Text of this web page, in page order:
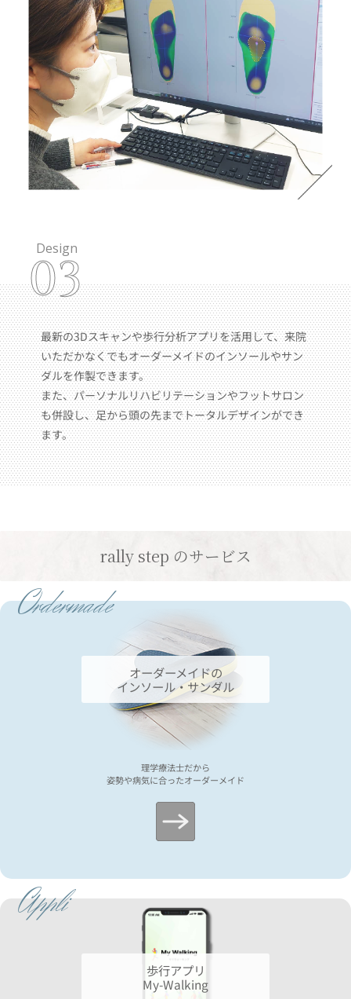
Design
03
最新の3Dスキャンや歩行分析アプリを活用して、来院
いただかなくでもオーダーメイドのインソールやサン
ダルを作製できます。
また、パーソナルリハビリテーションやフットサロン
も併設し、足から頭の先までトータルデザインができ
ます。
rally step のサービス
Ordermade
オーダーメイドの
インソール・サンダル
理学療法士だから
姿勢や病気に合ったオーダーメイド
Appli
歩行アプリ
My-Walking